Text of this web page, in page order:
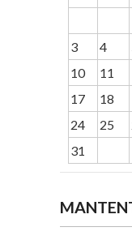
3
4
10
11
17
18
24
25
31